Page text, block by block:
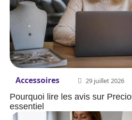
Accessoires 29 juillet 2026
Pourquoi lire les avis sur
essentiel